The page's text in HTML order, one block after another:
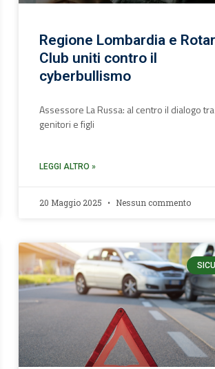
Regione Lombardia e
Club uniti contro il
cyberbullismo
Assessore La Russa: al centro il dialogo tra
genitori e figli
LEGGI ALTRO »
20 Maggio 2025 Nessun commento